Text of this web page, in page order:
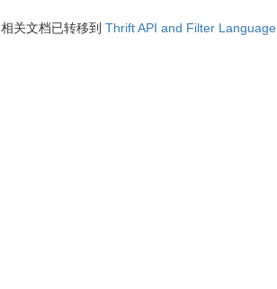
相关文档已转移到 Thrift API and Filter Language